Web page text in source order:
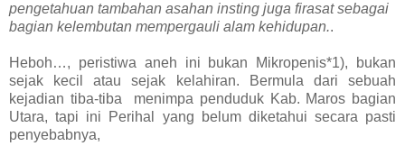
pengetahuan tambahan asahan insting juga firasat sebagai
bagian kelembutan mempergauli alam kehidupan..
Heboh…, peristiwa aneh ini bukan Mikropenis*1), bukan
sejak kecil atau sejak kelahiran. Bermula dari sebuah
kejadian tiba-tiba menimpa penduduk Kab. Maros bagian
Utara, tapi ini Perihal yang belum diketahui secara pasti
penyebabnya,